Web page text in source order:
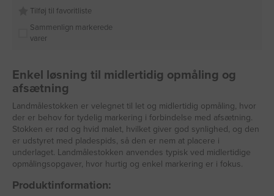
Tilføj til favoritliste
Sammenlign markerede
varer
Enkel løsning til midlertidig opmåling og
afsætning
Landmålestokken er velegnet til let og midlertidig opmåling, hvor
der er behov for tydelig markering i forbindelse med afsætning.
Stokken er rød og hvid malet, hvilket giver god synlighed, og den
er udstyret med pladespids, så den er nem at placere i
underlaget. Landmålestokken anvendes typisk ved midlertidige
opmålingsopgaver, hvor hurtig og enkel markering er i fokus.
Produktinformation: